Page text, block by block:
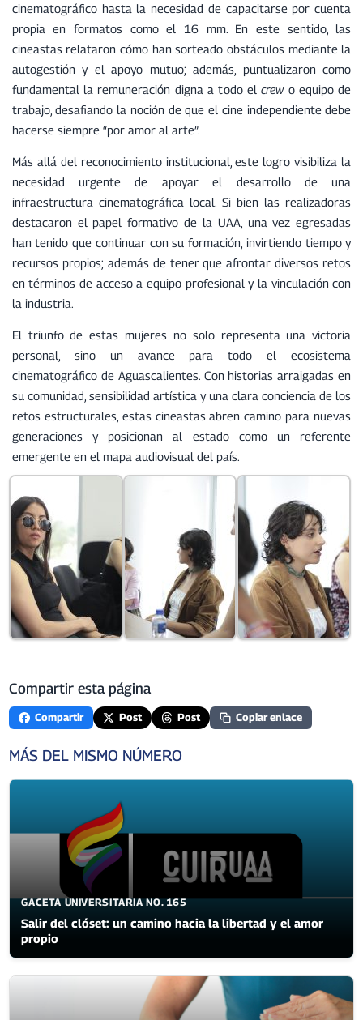
cinematográfico hasta la necesidad de capacitarse por cuenta
propia en formatos como el 16 mm. En este sentido, las
cineastas relataron cómo han sorteado obstáculos mediante la
autogestión y el apoyo mutuo; además, puntualizaron como
fundamental la remuneración digna a todo elcrew o equipo de
trabajo, desafiando la noción de que el cine independiente debe
hacerse siempre “por amor al arte”.
Más allá del reconocimiento institucional, este logro visibiliza la
necesidad urgente de apoyar el desarrollo de una
infraestructura cinematográfica local. Si bien las realizadoras
destacaron el papel formativo de la UAA, una vez egresadas
han tenido que continuar con su formación, invirtiendo tiempo y
recursos propios; además de tener que afrontar diversos retos
en términos de acceso a equipo profesional y la vinculación con
la industria.
El triunfo de estas mujeres no solo representa una victoria
personal, sino un avance para todo el ecosistema
cinematográfico de Aguascalientes. Con historias arraigadas en
su comunidad, sensibilidad artística y una clara conciencia de los
retos estructurales, estas cineastas abren camino para nuevas
generaciones y posicionan al estado como un referente
emergente en el mapa audiovisual del país.
Compartir esta página
Compartir Post Post Copiar enlace
MÁS DEL MISMO NÚMERO
GACETA UNIVERSITARIA NO. 165
Salir del clóset: un camino hacia la libertad y el amor
propio